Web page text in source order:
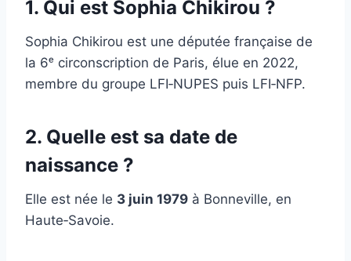
1. Qui est Sophia Chikirou ?
Sophia Chikirou est une députée française de
la 6ᵉ circonscription de Paris, élue en 2022,
membre du groupe LFI‑NUPES puis LFI‑NFP.
2. Quelle est sa date de
naissance ?
Elle est née le 3 juin 1979 à Bonneville, en
Haute‑Savoie.